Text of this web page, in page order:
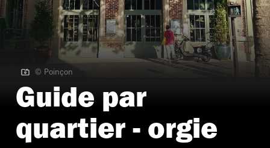
© Poinçon
© Poinçon
Guide par
quartier - orgie